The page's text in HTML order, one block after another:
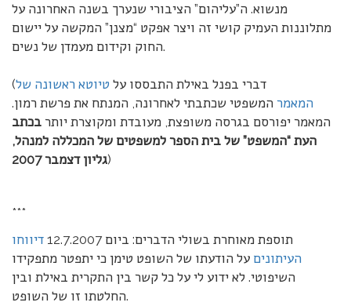
מנשוא. ה”עליהום” הציבורי שנערך בשנה האחרונה על
מתלוננות העמיק קושי זה ויצר אפקט “מצנן” המקשה על יישום
החוק וקידום מעמדן של נשים.
(דברי בפנל באילת התבססו על טיוטא ראשונה של
המאמר המשפטי שכתבתי לאחרונה, המנתח את פרשת רמון.
המאמר יפורסם בגרסה משופצת, מעובדת ומקוצרת יותר בכתב
העת “המשפט” של בית הספר למשפטים של המכללה למנהל,
גליון דצמבר 2007)
***
תוספת מאוחרת בשולי הדברים: ביום 12.7.2007
דיווחו
העיתונים על הודעתו של השופט טימן כי יתפטר מתפקידו
השיפוטי. לא ידוע לי על כל קשר בין התקרית באילת ובין
החלטתו זו של השופט.